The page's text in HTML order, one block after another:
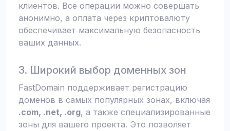
клиентов. Все операции можно совершать
анонимно, а оплата через криптовалюту
обеспечивает максимальную безопасность
ваших данных.
3. Широкий выбор доменных зон
FastDomain поддерживает регистрацию
доменов в самых популярных зонах, включая
.com, .net, .org, а также специализированные
зоны для вашего проекта. Это позволяет